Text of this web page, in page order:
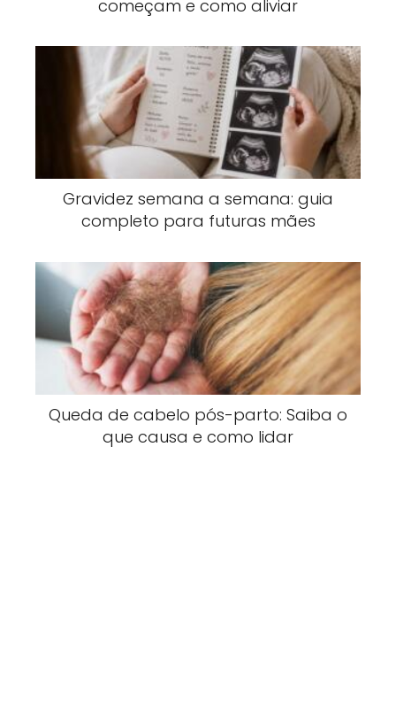
começam e como aliviar
Gravidez semana a semana: guia
completo para futuras mães
Queda de cabelo pós-parto: Saiba o
que causa e como lidar